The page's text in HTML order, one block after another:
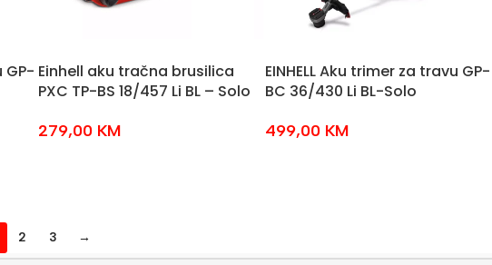
GP- Einhell aku tračna brusilica
PXC TP-BS 18/457 Li BL – Solo
279,00 KM
EINHELL Aku trimer za travu GP-
BC 36/430 Li BL-Solo
499,00 KM
2 3 →